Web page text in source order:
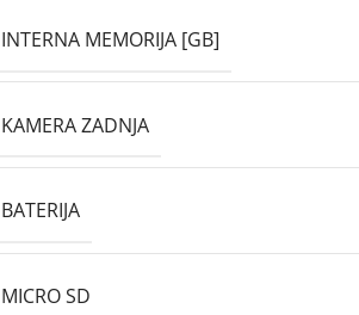
INTERNA MEMORIJA [GB]
KAMERA ZADNJA
BATERIJA
MICRO SD